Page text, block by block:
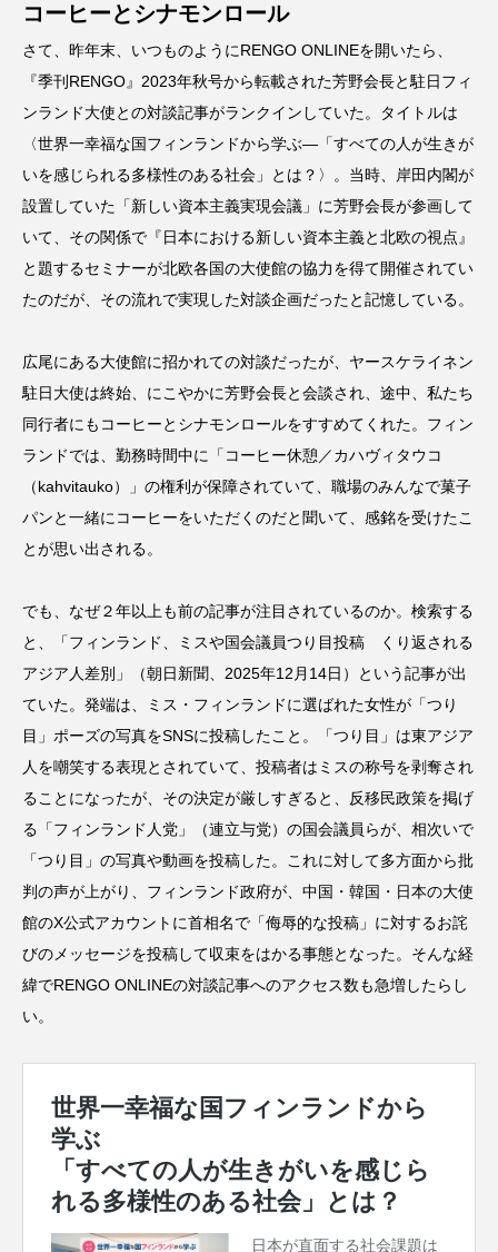
コーヒーとシナモンロール
さて、昨年末、いつものようにRENGO ONLINEを開いたら、
『季刊RENGO』2023年秋号から転載された芳野会長と駐日フィ
ンランド大使との対談記事がランクインしていた。タイトルは
〈世界一幸福な国フィンランドから学ぶ—「すべての人が生きが
いを感じられる多様性のある社会」とは？〉。当時、岸田内閣が
設置していた「新しい資本主義実現会議」に芳野会長が参画して
いて、その関係で『日本における新しい資本主義と北欧の視点』
と題するセミナーが北欧各国の大使館の協力を得て開催されてい
たのだが、その流れで実現した対談企画だったと記憶している。
広尾にある大使館に招かれての対談だったが、ヤースケライネン
駐日大使は終始、にこやかに芳野会長と会談され、途中、私たち
同行者にもコーヒーとシナモンロールをすすめてくれた。フィン
ランドでは、勤務時間中に「コーヒー休憩／カハヴィタウコ
（kahvitauko）」の権利が保障されていて、職場のみんなで菓子
パンと一緒にコーヒーをいただくのだと聞いて、感銘を受けたこ
とが思い出される。
でも、なぜ２年以上も前の記事が注目されているのか。検索する
と、「フィンランド、ミスや国会議員つり目投稿 くり返される
アジア人差別」（朝日新聞、2025年12月14日）という記事が出
ていた。発端は、ミス・フィンランドに選ばれた女性が「つり
目」ポーズの写真をSNSに投稿したこと。「つり目」は東アジア
人を嘲笑する表現とされていて、投稿者はミスの称号を剥奪され
ることになったが、その決定が厳しすぎると、反移民政策を掲げ
る「フィンランド人党」（連立与党）の国会議員らが、相次いで
「つり目」の写真や動画を投稿した。これに対して多方面から批
判の声が上がり、フィンランド政府が、中国・韓国・日本の大使
館のX公式アカウントに首相名で「侮辱的な投稿」に対するお詫
びのメッセージを投稿して収束をはかる事態となった。そんな経
緯でRENGO ONLINEの対談記事へのアクセス数も急増したらし
い。